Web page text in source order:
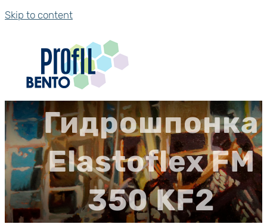
Skip to content
Гидрошпонка
Elastoflex FM
350 KF2